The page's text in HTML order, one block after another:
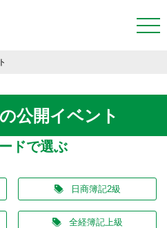
公開イベント
ドで選ぶ
日商簿記2級
全経簿記上級